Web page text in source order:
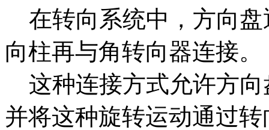
在转向系统中，方向盘
向柱再与角转向器连接。
这种连接方式允许方向
并将这种旋转运动通过